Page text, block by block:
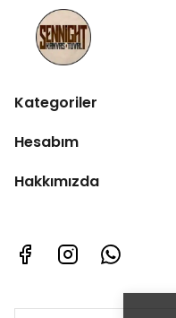
Kategoriler
Hesabım
Hakkımızda